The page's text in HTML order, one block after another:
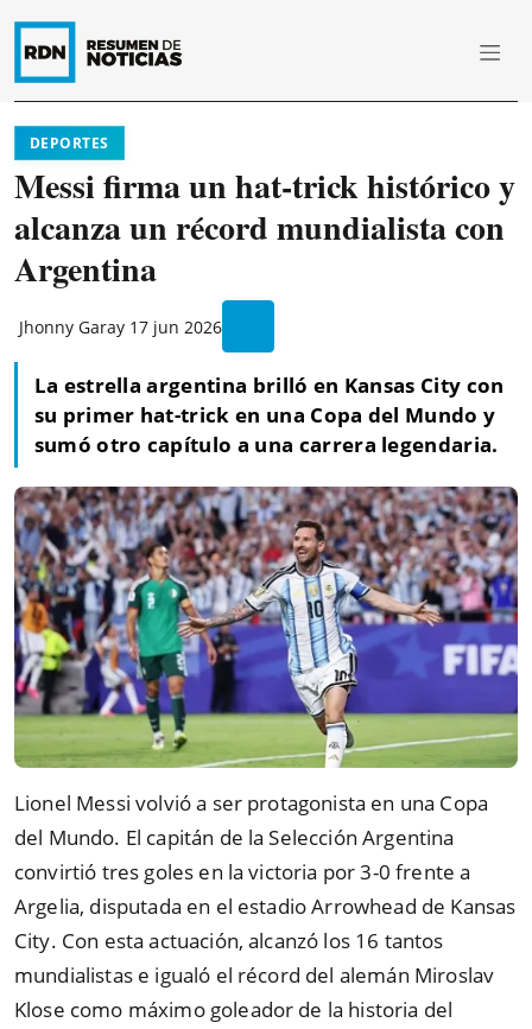
DEPORTES
Messi firma un hat-trick histórico y
alcanza un récord mundialista con
Argentina
Jhonny Garay 17 jun 2026
La estrella argentina brilló en Kansas City con
su primer hat-trick en una Copa del Mundo y
sumó otro capítulo a una carrera legendaria.
Lionel Messi volvió a ser protagonista en una Copa
del Mundo. El capitán de la Selección Argentina
convirtió tres goles en la victoria por 3-0 frente a
Argelia, disputada en el estadio Arrowhead de Kansas
City. Con esta actuación, alcanzó los 16 tantos
mundialistas e igualó el récord del alemán Miroslav
Klose como máximo goleador de la historia del